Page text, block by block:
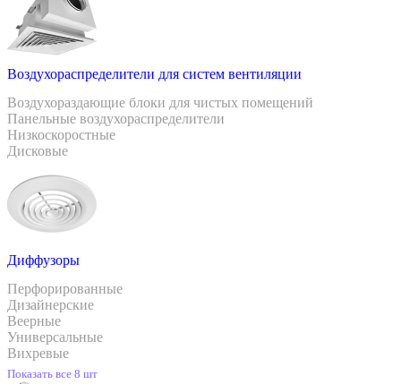
Воздухораспределители для систем вентиляции
Воздухораздающие блоки для чистых помещений
Панельные воздухораспределители
Низкоскоростные
Дисковые
Диффузоры
Перфорированные
Дизайнерские
Веерные
Универсальные
Вихревые
Показать все 8 шт